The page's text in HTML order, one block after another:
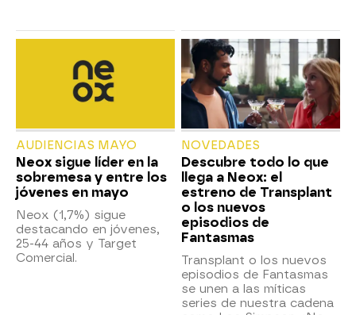
AUDIENCIAS MAYO
Neox sigue líder en la
sobremesa y entre los
jóvenes en mayo
Neox (1,7%) sigue
destacando en jóvenes,
25-44 años y Target
Comercial.
NOVEDADES
Descubre todo lo que
llega a Neox: el
estreno de Transplant
o los nuevos
episodios de
Fantasmas
Transplant o los nuevos
episodios de Fantasmas
se unen a las míticas
series de nuestra cadena